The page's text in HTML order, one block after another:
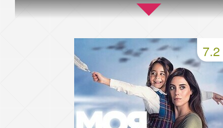
45 серия
46 серия
47 серия
50 серия
51 серия
54 серия
55 серия
58 серия
59 серия
62 серия
63 серия
7.2